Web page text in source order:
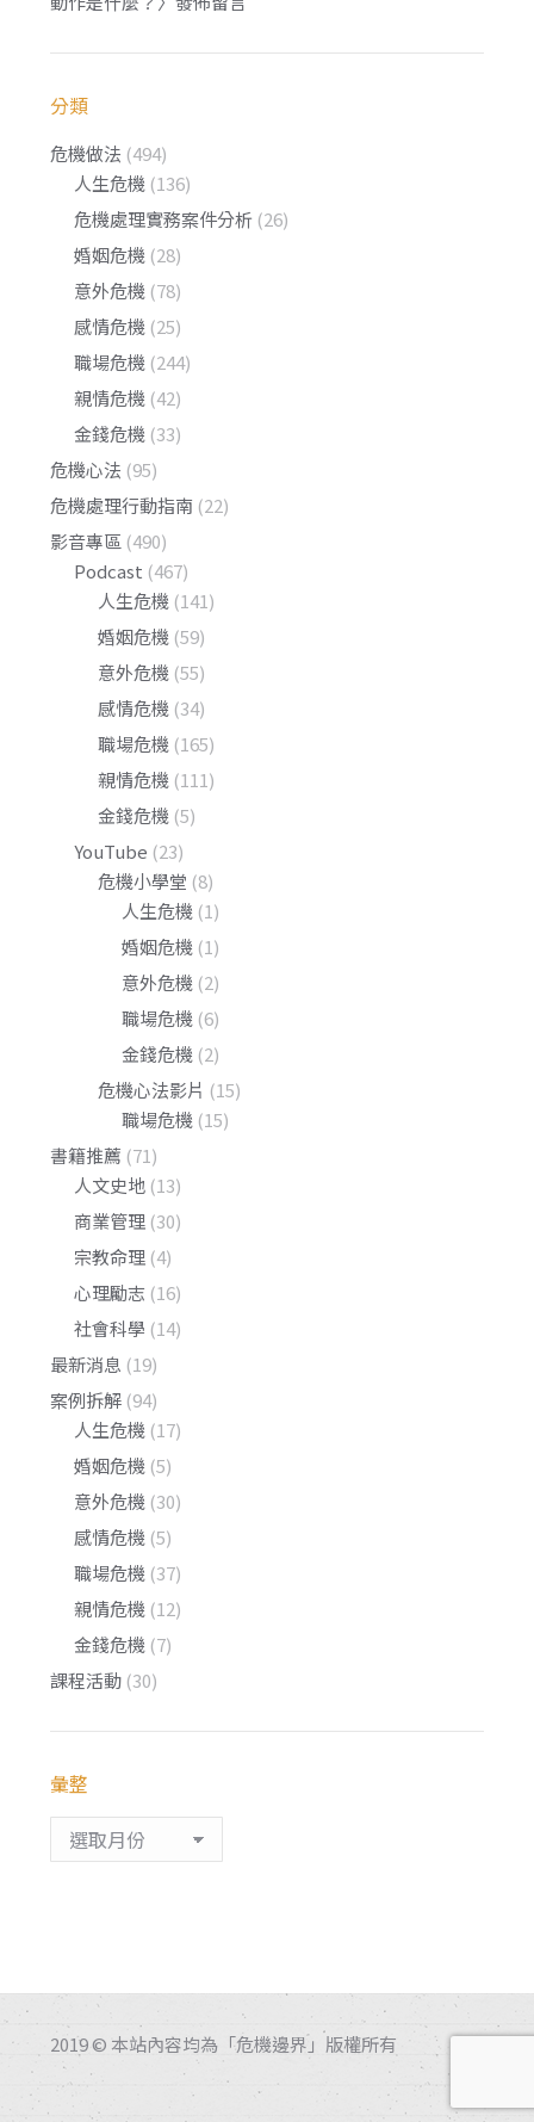
分類
危機做法 (494)
人生危機 (136)
危機處理實務案件分析 (26)
婚姻危機 (28)
意外危機 (78)
感情危機 (25)
職場危機 (244)
親情危機 (42)
金錢危機 (33)
危機心法 (95)
危機處理行動指南 (22)
影音專區 (490)
Podcast (467)
人生危機 (141)
婚姻危機 (59)
意外危機 (55)
感情危機 (34)
職場危機 (165)
親情危機 (111)
金錢危機 (5)
YouTube (23)
危機小學堂 (8)
人生危機 (1)
婚姻危機 (1)
意外危機 (2)
職場危機 (6)
金錢危機 (2)
危機心法影片 (15)
職場危機 (15)
書籍推薦 (71)
人文史地 (13)
商業管理 (30)
宗教命理 (4)
心理勵志 (16)
社會科學 (14)
最新消息 (19)
案例拆解 (94)
人生危機 (17)
婚姻危機 (5)
意外危機 (30)
感情危機 (5)
職場危機 (37)
親情危機 (12)
金錢危機 (7)
課程活動 (30)
彙整
整
2019 © 本站內容均為「危機邊界」版權所有